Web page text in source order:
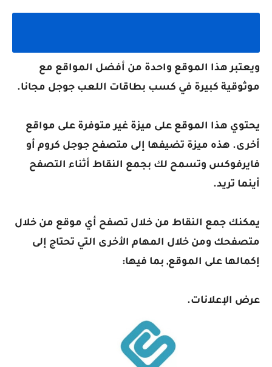
ويعتبر هذا الموقع واحدة من أفضل المواقع مع
موثوقية كبيرة في كسب بطاقات اللعب جوجل مجانا.
يحتوي هذا الموقع على ميزة غير متوفرة على مواقع
أخرى. هذه ميزة تضيفها إلى متصفح جوجل كروم أو
فايرفوكس وتسمح لك بجمع النقاط أثناء التصفح
أينما تريد.
يمكنك جمع النقاط من خلال تصفح أي موقع من خلال
متصفحك ومن خلال المهام الأخرى التي تحتاج إلى
إكمالها على الموقع, بما فيها:
عرض الإعلانات.